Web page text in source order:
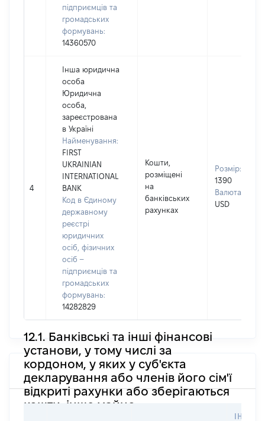
підприємців та
громадських
формувань:
14360570
4
Інша юридична
особа
Юридична
особа,
зареєстрована
в Україні
Найменування:
FIRST
UKRAINIAN
INTERNATIONAL
BANK
Код в Єдиному
державному
реєстрі
юридичних
осіб, фізичних
осіб –
підприємців та
громадських
формувань:
14282829
Кошти,
розміщені
на
банківських
рахунках
Розмір:
1390
Валюта:
USD
12.1. Банківські та інші фінансові
установи, у тому числі за
кордоном, у яких у суб'єкта
декларування або членів його сім'ї
відкриті рахунки або зберігаються
кошти, інше майно